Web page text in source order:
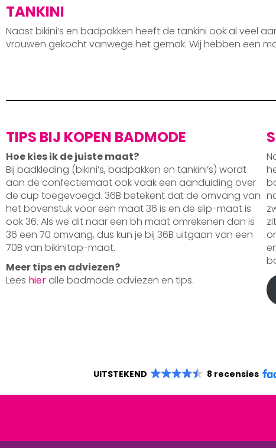
TANKINI
Naast bikini’s en badpakken heeft de tankini ook al veel
vrouwen gekocht vanwege het gemak. Wij hebben een
TIPS BIJ KOPEN BADMODE
Hoe kies ik de juiste maat?
Bij badkleding (bikini’s, badpakken en tankini’s) wordt
aan de confectiemaat ook vaak een aanduiding over
de cup toegevoegd. 36B betekent dat de omvang van
het bovenstuk voor een maat 36 is en de slip-maat is
ook 36. Als we dit naar een bh maat omrekenen dan is
36 een 70 omvang, dus kun je bij 36B uitgaan van een
70B van bikinitop-maat.
Meer tips en adviezen?
Lees hier alle badmode adviezen en tips.
UITSTEKEND 8 recensies